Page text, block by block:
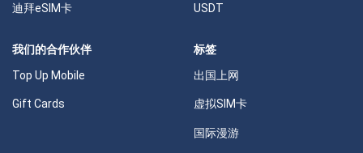
迪拜eSIM卡 USDT
我们的合作伙伴
Top Up Mobile
Gift Cards
标签
出国上网
虚拟SIM卡
国际漫游